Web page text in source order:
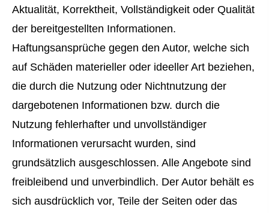
Aktualität, Korrektheit, Vollständigkeit oder Qualität
der bereitgestellten Informationen.
Haftungsansprüche gegen den Autor, welche sich
auf Schäden materieller oder ideeller Art beziehen,
die durch die Nutzung oder Nichtnutzung der
dargebotenen Informationen bzw. durch die
Nutzung fehlerhafter und unvollständiger
Informationen verursacht wurden, sind
grundsätzlich ausgeschlossen. Alle Angebote sind
freibleibend und unverbindlich. Der Autor behält es
sich ausdrücklich vor, Teile der Seiten oder das